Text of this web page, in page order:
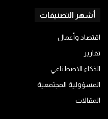
أشهر التصنيفات
اقتصاد وأعمال
تقارير
الذكاء الاصطناعي
المسؤولية المجتمعية
المقالات